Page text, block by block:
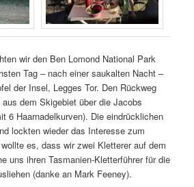
wir den Ben Lomond National Park
Tag – nach einer saukalten Nacht –
der Insel, Legges Tor. Den Rückweg
dem Skigebiet über die Jacobs
6 Haarnadelkurven). Die eindrücklichen
lockten wieder das Interesse zum
es, dass wir zwei Kletterer auf dem
uns ihren Tasmanien-Kletterführer für die
(danke an Mark Feeney).